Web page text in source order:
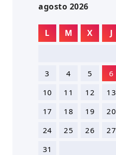
agosto 2026
L M X J
3
4 5 6
10
11 12 13
17
18 19 20
24
25 26 27
31